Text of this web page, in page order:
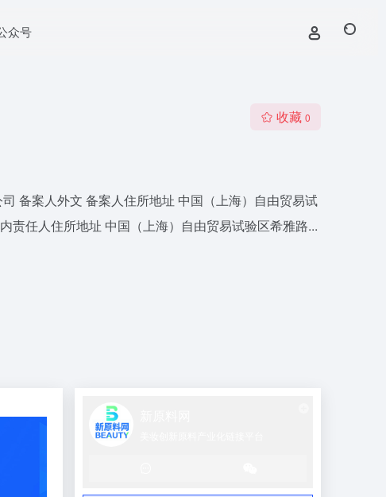
众号
收藏 0
备案人外文 备案人住所地址 中国（上海）自由贸易试
责任人住所地址 中国（上海）自由贸易试验区希雅路...